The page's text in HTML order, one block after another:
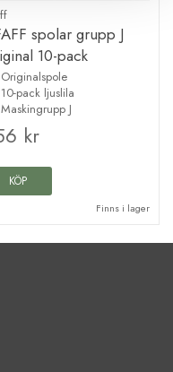
spolar grupp J
10-pack
Originalspole
10-pack ljuslila
Maskingrupp J
kr
KÖP
Finns i lager